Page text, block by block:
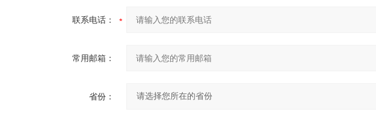
联系电话：
常用邮箱：
省份：